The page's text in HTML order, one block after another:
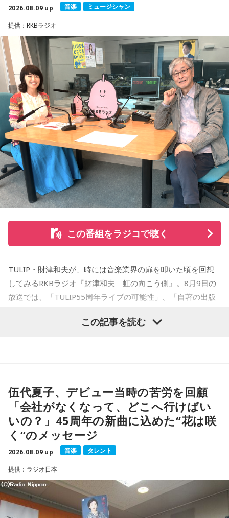
会う」というキャラクター造形について、ストーリーの発想
小山宙哉をゲストに迎える特別番組『マンガのラジオ 宇宙兄
弟スペシャル supported by viviON』は8月16日（日）19時
から放送。放送後には、地上波本編で未公開の音源を含むデ
ィレクターズカット版のポッドキャスト配信も予定してい
る。
【小山宙哉プロフィール】
1978年生 京都府出身 京都市立銅駝美術工芸高等学校（現：
京都市立美術工芸高等学校）、大阪市立デザイン教育研究所
卒業。デザイン会社勤務を経て、「モーニング」に持ち込み
をした『ジジジイ』で第14回MANGA OPEN審査委員賞（わ
たせせいぞう賞）受賞。『劇団JET’S』で第15回MANGA
OPEN大賞受賞。2006年『ハルジャン』『ジジジイ-GGG-』
を連載。
2007年12月、初の週刊連載作品『宇宙兄弟』連載開始。同作
で2010年 第56回小学館漫画賞一般向け部門、2011年 第35回
講談社漫画賞一般部門、2014年 手塚治虫文化賞読者賞を受
賞。TVアニメ、実写映画等、多くのメディアミックスを果た
■放送日時：2026年8月16日（日） 19時～20時
■パーソナリティ：吉田尚記
■ゲスト：小山宙哉
■メールアドレス：manga@1242.com
■公式Xアカウント：@MANGARADIO1242
■ハッシュタグ：#マンガのラジオ
■番組HP：https://manga-no-radio.com/
2026.08.09 up 音楽 ミュージシャン
提供：RKBラジオ
この番組をラジコで聴く
TULIP・財津和夫が、時には音楽業界の扉を叩いた頃を回想
してみるRKBラジオ『財津和夫 虹の向こう側』。8月9日の
放送では、「TULIP55周年ライブの可能性」、「自著の出版
た古今のトピックスが盛りだくさんです。
この記事を読む
伍代夏子、デビュー当時の苦労を回顧
「会社がなくなって、どこへ行けばい
いの？」45周年の新曲に込めた“花は咲
く”のメッセージ
2026.08.09 up 音楽 タレント
提供：ラジオ日本